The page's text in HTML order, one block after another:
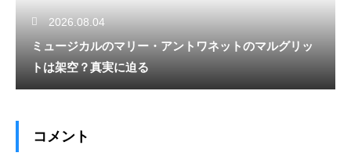
2026.08.04
ミュージカルのマリー・アントワネットのマルグリッ
トは架空？真実に迫る
コメント